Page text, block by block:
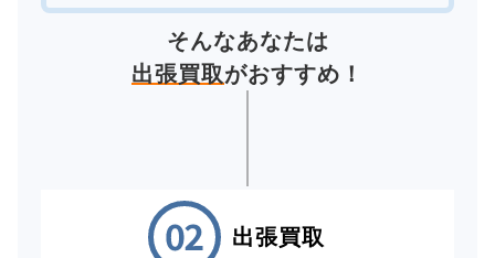
そんなあなたは
出張買取がおすすめ！
出張買取